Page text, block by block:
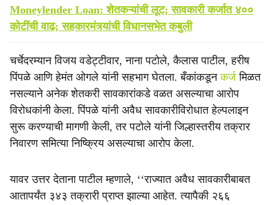
Moneylender Loan: शेतकऱ्यांची लूट; सावकारी कर्जात ४००
कोटींची वाढ; सहकारमंत्र्यांची विधानसभेत कबुली
चर्चेदरम्यान विजय वडेट्टीवार, नाना पटोले, कैलास पाटील, हरीष
पिंपळे आणि हेमंत ओगले यांनी सहभाग घेतला. बँकांकडूनकर्जमिळत
नसल्याने अनेक शेतकरी सावकारांकडे वळत असल्याचा आरोप
विरोधकांनी केला. पिंपळे यांनी अवैध सावकारीविरोधात हेल्पलाइन
सुरू करण्याची मागणी केली, तर पटोले यांनी जिल्हास्तरीय तक्रार
निवारण समित्या निष्क्रिय असल्याचा आरोप केला.
यावर उत्तर देताना पाटील म्हणाले, ‘‘राज्यात अवैध सावकारीबाबत
आतापर्यंत ३४३ तक्रारी प्राप्त झाल्या आहेत. त्यापैकी २६६